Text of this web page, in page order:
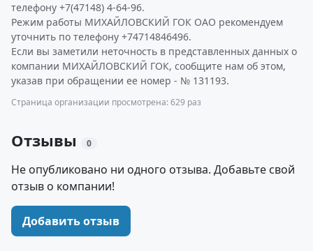
телефону +7(47148) 4-64-96.
Режим работы МИХАЙЛОВСКИЙ ГОК ОАО рекомендуем
уточнить по телефону +74714846496.
Если вы заметили неточность в представленных данных о
компании МИХАЙЛОВСКИЙ ГОК, сообщите нам об этом,
указав при обращении ее номер - № 131193.
Страница организации просмотрена: 629 раз
Отзывы 0
Не опубликовано ни одного отзыва. Добавьте свой
отзыв о компании!
Добавить отзыв